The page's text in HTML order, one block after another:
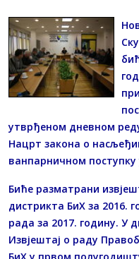
утврђеном дневном
Нацрт закона о
ванпарничном
Биће разматрани
дистрикта БиХ за 2016.
рада за 2017. годину. У
Извјештај о раду